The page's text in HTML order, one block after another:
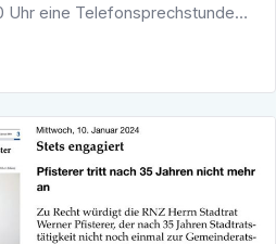
Uhr eine Telefonsprechstunde